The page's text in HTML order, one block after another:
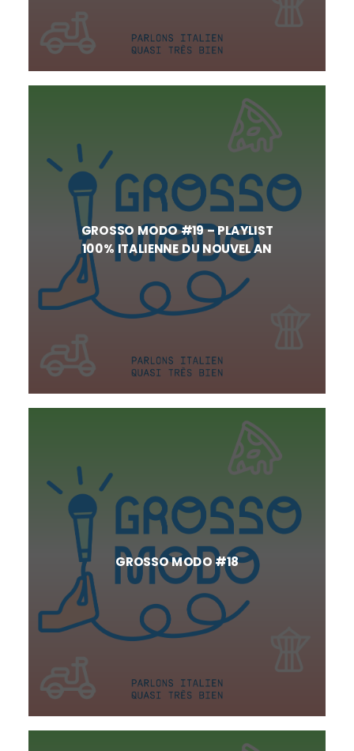
GROSSO MODO #19 – PLAYLIST
100% ITALIENNE DU NOUVEL AN
GROSSO MODO #18